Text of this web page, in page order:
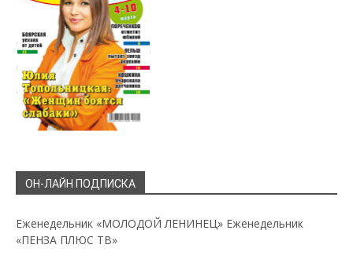
ОН-ЛАЙН ПОДПИСКА
Еженедельник «МОЛОДОЙ ЛЕНИНЕЦ» Еженедельник
«ПЕНЗА ПЛЮС ТВ»